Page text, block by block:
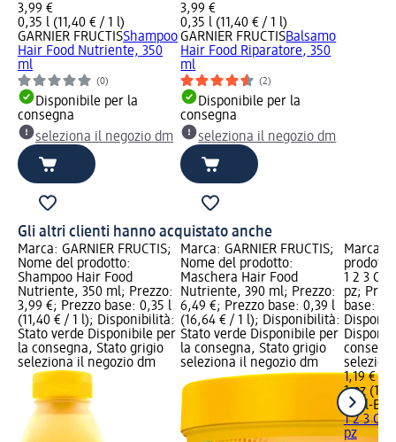
3,99 €
0,35 l (11,40 € / 1 l)
GARNIER FRUCTISShampoo
Hair Food Nutriente, 350
ml
(0)
Disponibile per la
consegna
seleziona il negozio dm
3,99 €
0,35 l (11,40 € / 1 l)
GARNIER FRUCTISBalsamo
Hair Food Riparatore, 350
ml
(2)
Disponibile per la
consegna
seleziona il negozio dm
Gli altri clienti hanno acquistato anche
Marca: GARNIER FRUCTIS;
Nome del prodotto:
Shampoo Hair Food
Nutriente, 350 ml; Prezzo:
3,99 €; Prezzo base: 0,35 l
(11,40 € / 1 l); Disponibilità:
Stato verde Disponibile per
la consegna, Stato grigio
seleziona il negozio dm
Marca: GARNIER FRUCTIS;
Nome del prodotto:
Maschera Hair Food
Nutriente, 390 ml; Prezzo:
6,49 €; Prezzo base: 0,39 l
(16,64 € / 1 l); Disponibilità:
Stato verde Disponibile per
la consegna, Stato grigio
seleziona il negozio dm
Marca:
1 2 3
pz;
base: 1
1,19 €
1 pz
Oral-B
1 2 3
pz